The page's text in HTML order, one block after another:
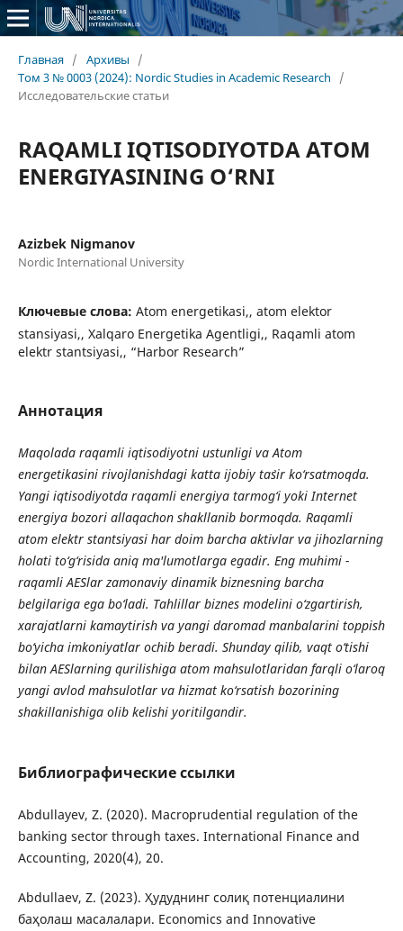
Главная / Архивы
/
Том 3 № 0003 (2024): Nordic Studies in Academic Research
/
Исследовательские статьи
RAQAMLI IQTISODIYOTDA ATOM
ENERGIYASINING O‘RNI
Azizbek Nigmanov
Nordic International University
Ключевые слова: Atom energetikasi,, atom elektor
stansiyasi,, Xalqaro Energetika Agentligi,, Raqamli atom
elektr stantsiyasi,, “Harbor Research”
Аннотация
Maqolada raqamli iqtisodiyotni ustunligi va Atom
energetikasini rivojlanishdagi katta ijobiy ta`sir ko‘rsatmoqda.
Yangi iqtisodiyotda raqamli energiya tarmog‘i yoki Internet
energiya bozori allaqachon shakllanib bormoqda. Raqamli
atom elektr stantsiyasi har doim barcha aktivlar va jihozlarning
holati to‘g‘risida aniq ma'lumotlarga egadir. Eng muhimi -
raqamli AESlar zamonaviy dinamik biznesning barcha
belgilariga ega bo‘ladi. Tahlillar biznes modelini o‘zgartirish,
xarajatlarni kamaytirish va yangi daromad manbalarini toppish
bo‘yicha imkoniyatlar ochib beradi. Shunday qilib, vaqt o‘tishi
bilan AESlarning qurilishiga atom mahsulotlaridan farqli o‘laroq
yangi avlod mahsulotlar va hizmat ko‘rsatish bozorining
shakillanishiga olib kelishi yoritilgandir.
Библиографические ссылки
Abdullayev, Z. (2020). Macroprudential regulation of the
banking sector through taxes. International Finance and
Accounting, 2020(4), 20.
Abdullaev, Z. (2023). Ҳудуднинг солиқ потенциалини
баҳолаш масалалари. Economics and Innovative